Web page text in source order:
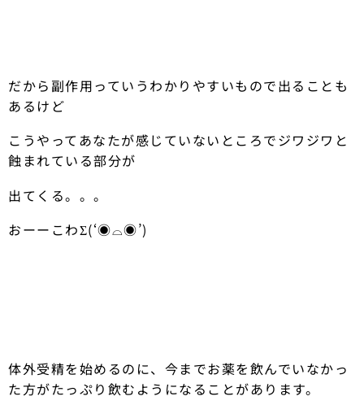
だから副作用っていうわかりやすいもので出ることも
あるけど
こうやってあなたが感じていないところでジワジワと
蝕まれている部分が
出てくる。。。
おーーこわΣ(‘◉⌓◉’)
体外受精を始めるのに、今までお薬を飲んでいなかっ
た方がたっぷり飲むようになることがあります。